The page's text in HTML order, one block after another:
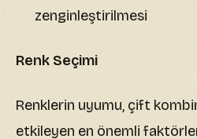
zenginleştirilmesi
Renk Seçimi
Renklerin uyumu, çift
etkileyen en önemli